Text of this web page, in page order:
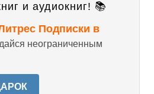
и аудиокниг! 📚
Подписки в
неограниченным